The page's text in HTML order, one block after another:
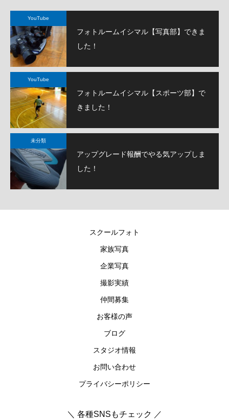
YouTube
フォトルームイシマル【写真部】できま
した！
YouTube
フォトルームイシマル【スポーツ部】で
きました！
未分類
アップグレード報酬でやる気アップしま
した！
スクールフォト
家族写真
企業写真
撮影実績
仲間募集
お客様の声
ブログ
スタジオ情報
お問い合わせ
プライバシーポリシー